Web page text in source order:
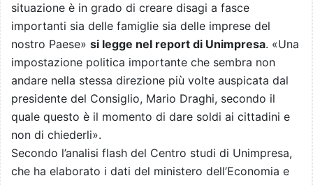
situazione è in grado di creare disagi a fasce
importanti sia delle famiglie sia delle imprese del
nostro Paese» si legge nel report di Unimpresa. «Una
impostazione politica importante che sembra non
andare nella stessa direzione più volte auspicata dal
presidente del Consiglio, Mario Draghi, secondo il
quale questo è il momento di dare soldi ai cittadini e
non di chiederli».
Secondo l’analisi flash del Centro studi di Unimpresa,
che ha elaborato i dati del ministero dell’Economia e